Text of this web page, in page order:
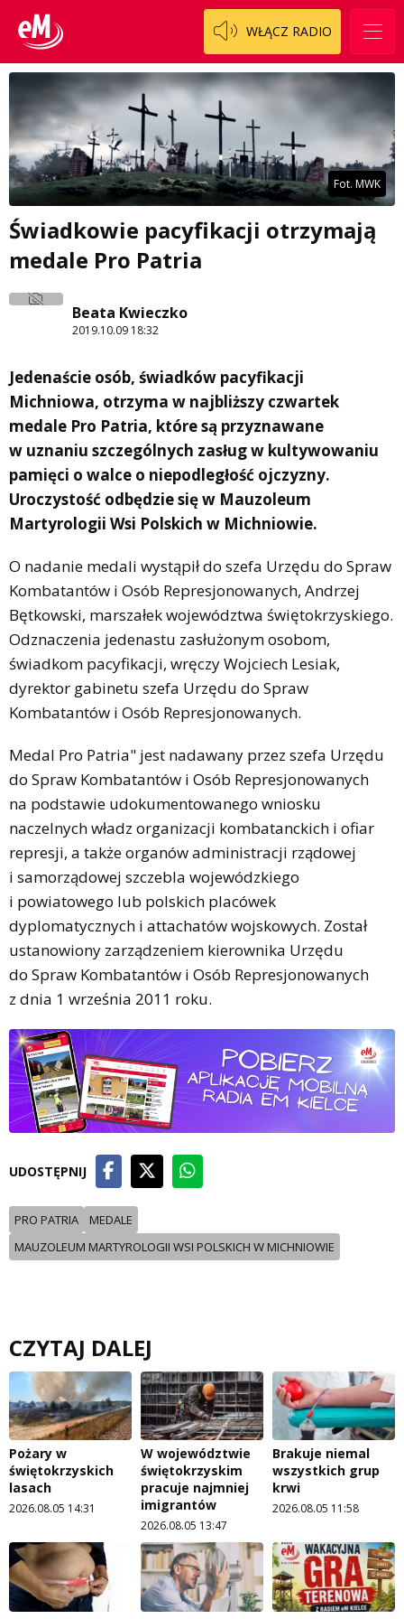
WŁĄCZ RADIO
Fot. MWK
Świadkowie pacyfikacji otrzymają
medale Pro Patria
Beata Kwieczko
2019.10.09 18:32
Jedenaście osób, świadków pacyfikacji
Michniowa, otrzyma w najbliższy czwartek
medale Pro Patria, które są przyznawane
w uznaniu szczególnych zasług w kultywowaniu
pamięci o walce o niepodległość ojczyzny.
Uroczystość odbędzie się w Mauzoleum
Martyrologii Wsi Polskich w Michniowie.
O nadanie medali wystąpił do szefa Urzędu do Spraw
Kombatantów i Osób Represjonowanych, Andrzej
Bętkowski, marszałek województwa świętokrzyskiego.
Odznaczenia jedenastu zasłużonym osobom,
świadkom pacyfikacji, wręczy Wojciech Lesiak,
dyrektor gabinetu szefa Urzędu do Spraw
Kombatantów i Osób Represjonowanych.
Medal Pro Patria" jest nadawany przez szefa Urzędu
do Spraw Kombatantów i Osób Represjonowanych
na podstawie udokumentowanego wniosku
naczelnych władz organizacji kombatanckich i ofiar
represji, a także organów administracji rządowej
i samorządowej szczebla wojewódzkiego
i powiatowego lub polskich placówek
dyplomatycznych i attachatów wojskowych. Został
ustanowiony zarządzeniem kierownika Urzędu
do Spraw Kombatantów i Osób Represjonowanych
z dnia 1 września 2011 roku.
UDOSTĘPNIJ
PRO PATRIA
MEDALE
MAUZOLEUM MARTYROLOGII WSI POLSKICH W MICHNIOWIE
CZYTAJ DALEJ
Pożary w
świętokrzyskich
lasach
2026.08.05 14:31
W województwie
świętokrzyskim
pracuje najmniej
imigrantów
2026.08.05 13:47
Brakuje niemal
wszystkich grup
krwi
2026.08.05 11:58